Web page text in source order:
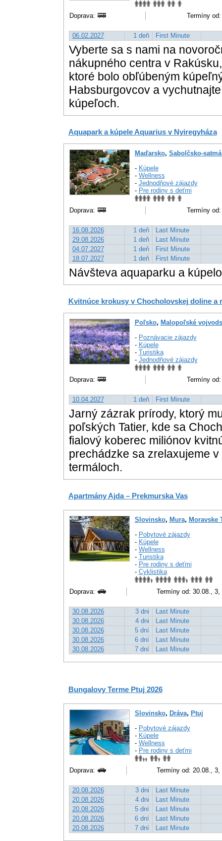
Doprava: Termíny
06.02.2027 1 deň First Minute
Vyberte sa s nami na
nákupného centra v
ktoré bolo obľúbeným
Habsburgovcov a
kúpeľoch.
Aquapark a kúpele Aquarius v Nyiregyháza
Maďarsko, Sabolčsko-
- Kúpele
- Wellness
- Jednodňové zájazdy
- Pre rodiny s deťmi
Doprava: Termíny
16.08.2026 1 deň
Last Minute
29.08.2026
1 deň
Last Minute
04.07.2027
1 deň
First Minute
18.07.2027
1 deň First Minute
Návšteva aquaparku a
Kvitnúce krokusy v Chocholovskej doline a
Poľsko, Malopoľské
- Poznávacie zájazdy
- Kúpele
- Turistika
- Jednodňové zájazdy
Doprava: Termíny
10.04.2027 1 deň First Minute
Jarný zázrak prírody, ktorý
poľských Tatier, kde sa
fialový koberec miliónov
prechádzke sa zrelaxujeme
termáloch.
Apartmány Ajda – Prekmurska Vas
Slovinsko, Mura, Moravske
- Pobytové zájazdy
- Kúpele
- Wellness
- Turistika
- Pre rodiny s deťmi
- Cyklistika
Doprava: Termíny od: 30.08.,
30.08.2026 3 dni
Last Minute
30.08.2026
4 dni
Last Minute
30.08.2026
5 dní Last Minute
30.08.2026
6 dní Last Minute
30.08.2026
7 dní Last Minute
Bungalovy Terme Ptuj 2026
Slovinsko, Dráva, Ptuj
- Pobytové zájazdy
- Kúpele
- Wellness
- Pre rodiny s deťmi
Doprava: Termíny od: 20.08.,
20.08.2026 3 dni
Last Minute
20.08.2026
4 dni
Last Minute
20.08.2026
5 dní
Last Minute
20.08.2026
6 dní
Last Minute
20.08.2026
7 dní Last Minute